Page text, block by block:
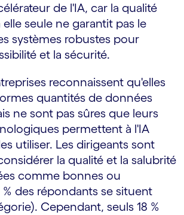
de l'IA, car la qualité
seule ne garantit pas le
systèmes robustes pour
et la sécurité.
reconnaissent qu'elles
quantités de données
ne sont pas sûres que leurs
permettent à l'IA
utiliser. Les dirigeants sont
la qualité et la salubrité
comme bonnes ou
% des répondants se situent
Cependant, seuls 18 %